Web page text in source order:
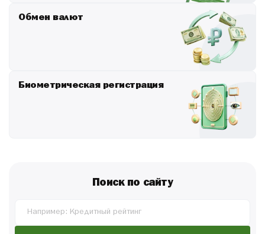
Обмен валют
Биометрическая регистрация
Поиск по сайту